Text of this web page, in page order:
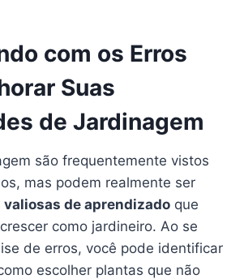
com os Erros
Suas
de Jardinagem
são frequentemente vistos
mas podem realmente ser
de aprendizado que
como jardineiro. Ao se
de erros, você pode identificar
escolher plantas que não